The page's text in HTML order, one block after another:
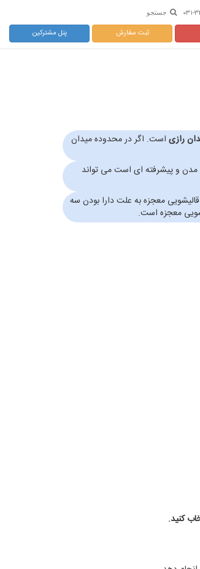
جستجو
ثبت سفارش پنل مشترکین
رازی است. اگر در محدوده میدان
مدن و پیشرفته ای است می تواند
معجزه به علت دارا بودن سه
کنید.